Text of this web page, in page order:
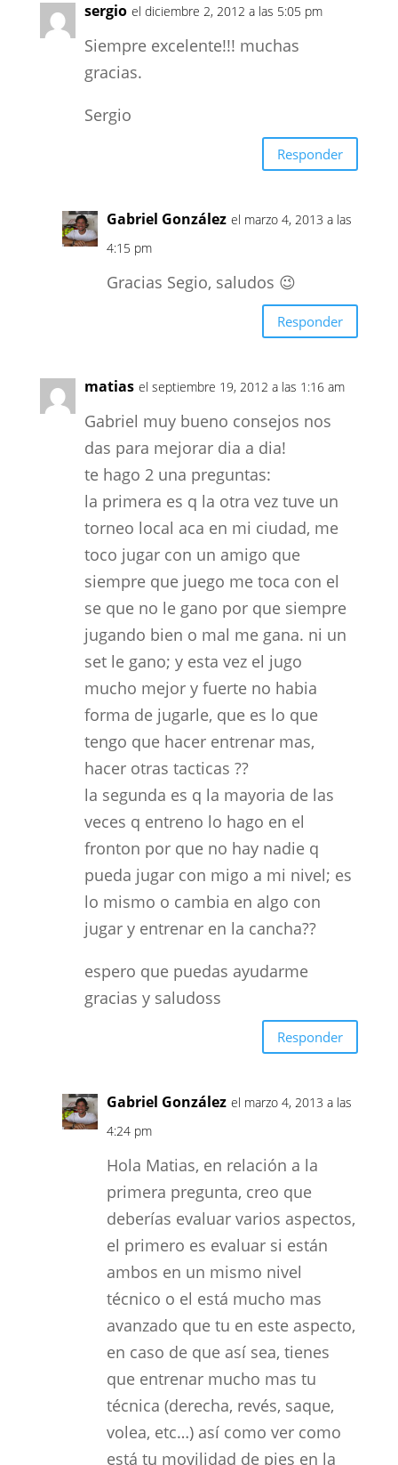
sergio el diciembre 2, 2012 a las 5:05 pm
Siempre excelente!!! muchas
gracias.
Sergio
Responder
Gabriel González el marzo 4, 2013 a las
4:15 pm
Gracias Segio, saludos 😉
Responder
matias el septiembre 19, 2012 a las 1:16 am
Gabriel muy bueno consejos nos
das para mejorar dia a dia!
te hago 2 una preguntas:
la primera es q la otra vez tuve un
torneo local aca en mi ciudad, me
toco jugar con un amigo que
siempre que juego me toca con el
se que no le gano por que siempre
jugando bien o mal me gana. ni un
set le gano; y esta vez el jugo
mucho mejor y fuerte no habia
forma de jugarle, que es lo que
tengo que hacer entrenar mas,
hacer otras tacticas ??
la segunda es q la mayoria de las
veces q entreno lo hago en el
fronton por que no hay nadie q
pueda jugar con migo a mi nivel; es
lo mismo o cambia en algo con
jugar y entrenar en la cancha??
espero que puedas ayudarme
gracias y saludoss
Responder
Gabriel González el marzo 4, 2013 a las
4:24 pm
Hola Matias, en relación a la
primera pregunta, creo que
deberías evaluar varios aspectos,
el primero es evaluar si están
ambos en un mismo nivel
técnico o el está mucho mas
avanzado que tu en este aspecto,
en caso de que así sea, tienes
que entrenar mucho mas tu
técnica (derecha, revés, saque,
volea, etc…) así como ver como
está tu movilidad de pies en la